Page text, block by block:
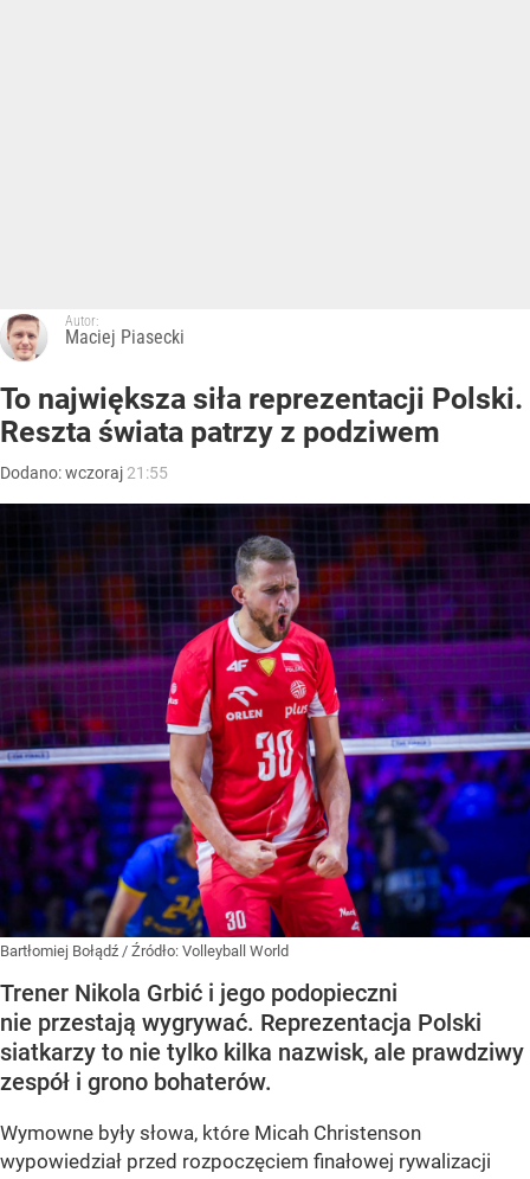
Autor:
Maciej Piasecki
To największa siła reprezentacji Polski.
Reszta świata patrzy z podziwem
Dodano:wczoraj 21:55
Bartłomiej Bołądź / Źródło: Volleyball World
Trener Nikola Grbić i jego podopieczni
nie przestają wygrywać. Reprezentacja Polski
siatkarzy to nie tylko kilka nazwisk, ale prawdziwy
zespół i grono bohaterów.
Wymowne były słowa, które Micah Christenson
wypowiedział przed rozpoczęciem finałowej rywalizacji